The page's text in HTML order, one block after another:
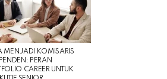
MENJADI KOMISARIS
PERAN
CAREER UNTUK